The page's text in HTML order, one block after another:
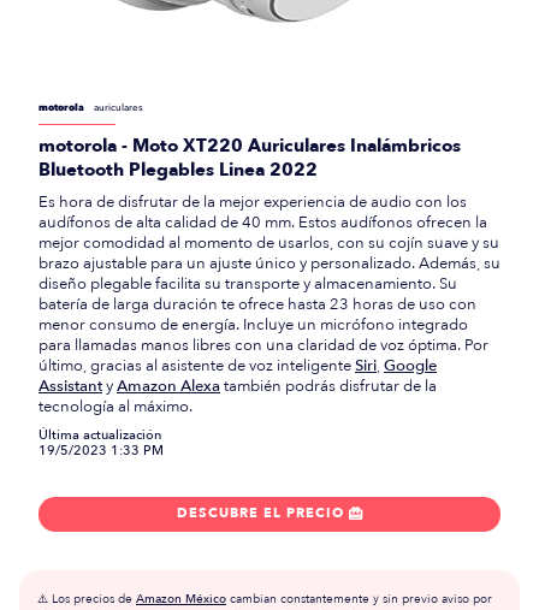
motorola auriculares
motorola - Moto XT220 Auriculares Inalámbricos
Bluetooth Plegables Linea 2022
Es hora de disfrutar de la mejor experiencia de audio con los
audífonos de alta calidad de 40 mm. Estos audífonos ofrecen la
mejor comodidad al momento de usarlos, con su cojín suave y su
brazo ajustable para un ajuste único y personalizado. Además, su
diseño plegable facilita su transporte y almacenamiento. Su
batería de larga duración te ofrece hasta 23 horas de uso con
menor consumo de energía. Incluye un micrófono integrado
para llamadas manos libres con una claridad de voz óptima. Por
último, gracias al asistente de voz inteligenteSiri,Google
AssistantyAmazon Alexatambién podrás disfrutar de la
tecnología al máximo.
Última actualización
19/5/2023 1:33 PM
DESCUBRE EL PRECIO 
⚠️ Los precios de Amazon México cambian constantemente y sin previo aviso por